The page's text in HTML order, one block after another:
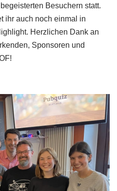
Besuchern statt.
ihr auch noch einmal in
Herzlichen Dank an
Sponsoren und